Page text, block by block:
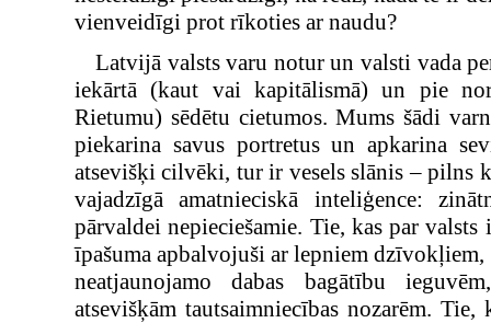
vienveidīgi prot rīkoties ar naudu?
Latvijā valsts varu notur un valsti vada
iekārtā (kaut vai kapitālismā) un pie
Rietumu) sēdētu cietumos. Mums šādi
piekarina savus portretus un apkarina
atsevišķi cilvēki, tur ir vesels slānis – pilns
vajadzīgā amatnieciskā inteliģence:
pārvaldei nepieciešamie. Tie, kas par
īpašuma apbalvojuši ar lepniem
neatjaunojamo dabas bagātību
atsevišķām tautsaimniecības nozarēm.